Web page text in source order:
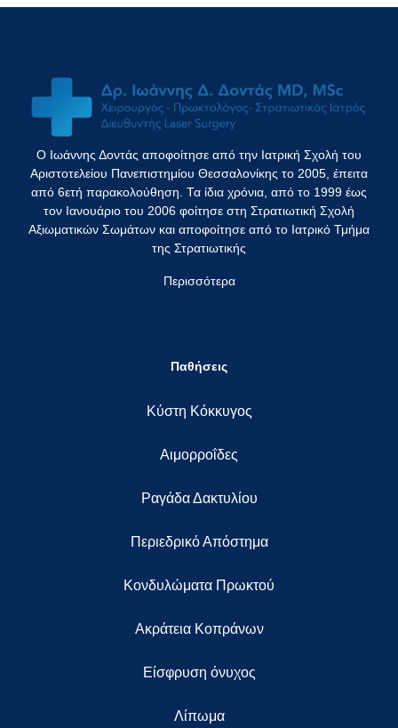
Ο Ιωάννης Δοντάς αποφοίτησε από την Ιατρική Σχολή του
Αριστοτελείου Πανεπιστημίου Θεσσαλονίκης το 2005, έπειτα
από 6ετή παρακολούθηση. Τα ίδια χρόνια, από το 1999 έως
τον Ιανουάριο του 2006 φοίτησε στη Στρατιωτική Σχολή
Αξιωματικών Σωμάτων και αποφοίτησε από το Ιατρικό Τμήμα
της Στρατιωτικής
Περισσότερα
Παθήσεις
Κύστη Κόκκυγος
Αιμορροΐδες
Ραγάδα Δακτυλίου
Περιεδρικό Απόστημα
Κονδυλώματα Πρωκτού
Ακράτεια Κοπράνων
Eίσφρυση όνυχος
Λίπωμα